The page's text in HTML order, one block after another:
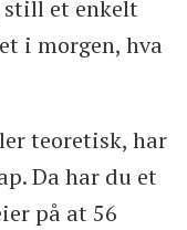
et enkelt
i morgen, hva
teoretisk, har
Da har du et
på at 56